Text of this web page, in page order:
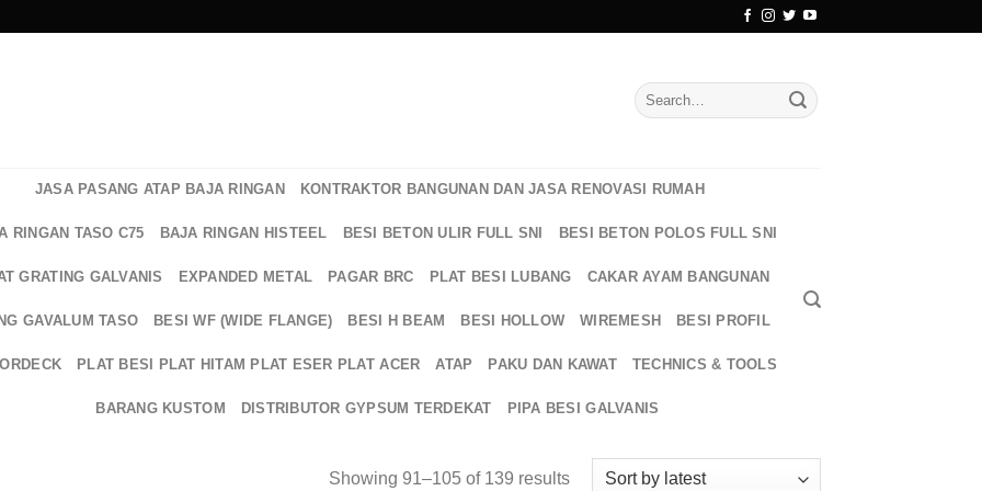
Search
for:
JASA PASANG ATAP BAJA RINGAN KONTRAKTOR BANGUNAN DAN JASA RENOVASI RUMAH
RINGAN TASO C75 BAJA RINGAN HISTEEL BESI BETON ULIR FULL SNI BESI BETON POLOS FULL SNI
GRATING GALVANIS EXPANDED METAL PAGAR BRC PLAT BESI LUBANG CAKAR AYAM BANGUNAN
GAVALUM TASO BESI WF (WIDE FLANGE) BESI H BEAM BESI HOLLOW WIREMESH BESI PROFIL
PLAT BESI PLAT HITAM PLAT ESER PLAT ACER ATAP PAKU DAN KAWAT TECHNICS & TOOLS
BARANG KUSTOM DISTRIBUTOR GYPSUM TERDEKAT PIPA BESI GALVANIS
Showing 91–105 of 139 results